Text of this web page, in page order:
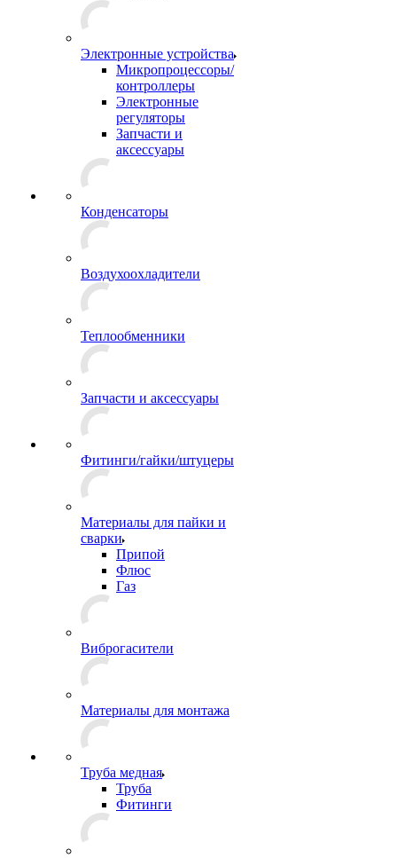
Электронные устройства
Микропроцессоры/
контроллеры
Электронные
регуляторы
Запчасти и
аксессуары
Конденсаторы
Воздухоохладители
Теплообменники
Запчасти и аксессуары
Фитинги/гайки/штуцеры
Материалы для пайки и
сварки
Припой
Флюс
Газ
Виброгасители
Материалы для монтажа
Труба медная
Труба
Фитинги